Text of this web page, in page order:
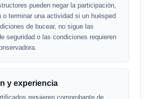
pueden negar la participación,
o terminar una actividad si un huésped
de bucear, no sigue las
seguridad o las condiciones requieren
y experiencia
requieren comprobante de